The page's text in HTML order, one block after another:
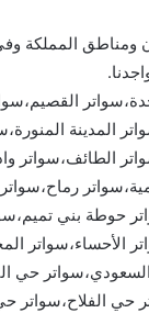
ومناطق المملكة
المدينة
الطائف،سواتر
رماح،سواتر
حوطة بني
الأحساء،سواتر
السعودي،سواتر
الفلاح،سواتر